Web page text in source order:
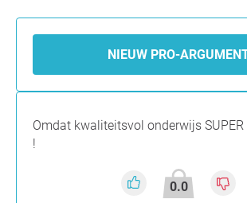
NIEUW PRO-
Omdat kwaliteitsvol onderwijs
!
0.0